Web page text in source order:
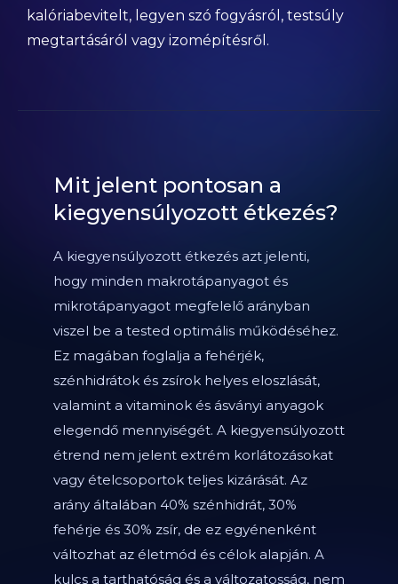
kalóriabevitelt, legyen szó fogyásról, testsúly
megtartásáról vagy izomépítésről.
Mit jelent pontosan a
kiegyensúlyozott étkezés?
A kiegyensúlyozott étkezés azt jelenti,
hogy minden makrotápanyagot és
mikrotápanyagot megfelelő arányban
viszel be a tested optimális működéséhez.
Ez magában foglalja a fehérjék,
szénhidrátok és zsírok helyes eloszlását,
valamint a vitaminok és ásványi anyagok
elegendő mennyiségét. A kiegyensúlyozott
étrend nem jelent extrém korlátozásokat
vagy ételcsoportok teljes kizárását. Az
arány általában 40% szénhidrát, 30%
fehérje és 30% zsír, de ez egyénenként
változhat az életmód és célok alapján. A
kulcs a tarthatóság és a változatosság, nem